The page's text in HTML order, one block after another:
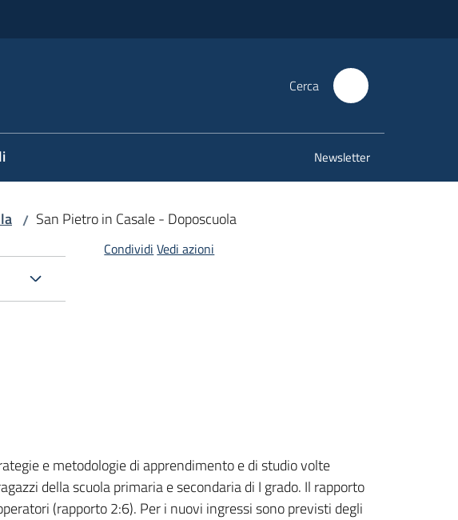
Cerca
Newsletter
/ San Pietro in Casale - Doposcuola
Condividi Vedi azioni
e metodologie di apprendimento e di studio volte
della scuola primaria e secondaria di I grado. Il rapporto
(rapporto 2:6). Per i nuovi ingressi sono previsti degli